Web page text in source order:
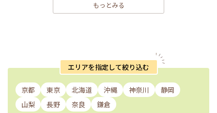
もっとみる
エリアを指定して絞り込む
京都 東京 北海道 沖縄 神奈川
静岡
山梨
長野 奈良 鎌倉